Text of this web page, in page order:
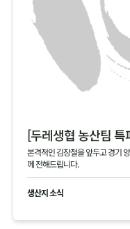
본격적인 김장철을 앞두고 경기
께 전해드립니다.
생산지 소식